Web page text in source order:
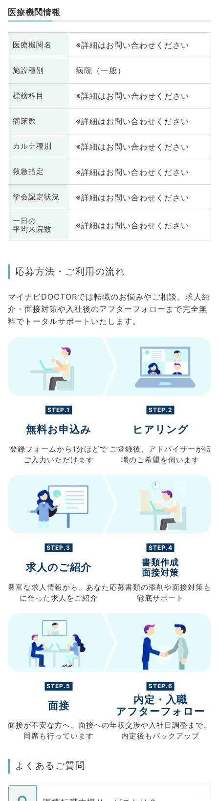
医療機関情報
医療機関名 ※詳細はお問い合わせください
施設種別 病院（一般）
標榜科目 ※詳細はお問い合わせください
病床数 ※詳細はお問い合わせください
カルテ種別 ※詳細はお問い合わせください
救急指定 ※詳細はお問い合わせください
学会認定状況 ※詳細はお問い合わせください
一日の
平均来院数
※詳細はお問い合わせください
応募方法・ご利用の流れ
マイナビDOCTORでは転職のお悩みやご相談、求人紹
介・面接対策や入社後のアフターフォローまで完全無
料でトータルサポートいたします。
STEP.1
無料お申込み
登録フォームから 1分ほどで
ご入力 いただけます
STEP.2
ヒアリング
ご登録後、 アドバイザーが転
職のご希望を伺います
STEP.3
求人のご紹介
豊富な求人情報から、 あなた
に合った求人を ご紹介
STEP.4
書類作成
面接対策
応募書類の添削や面接対策も
徹底サポート
STEP.5
面接
面接が不安な方へ、 面接への
同席も行っています
STEP.6
内定・入職
アフターフォロー
年収交渉や入社日調整まで、
内定後もバックアップ
よくあるご質問